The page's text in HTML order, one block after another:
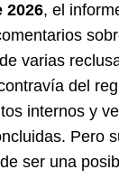
2026, el
varias
del
internos y
Pero
ser una